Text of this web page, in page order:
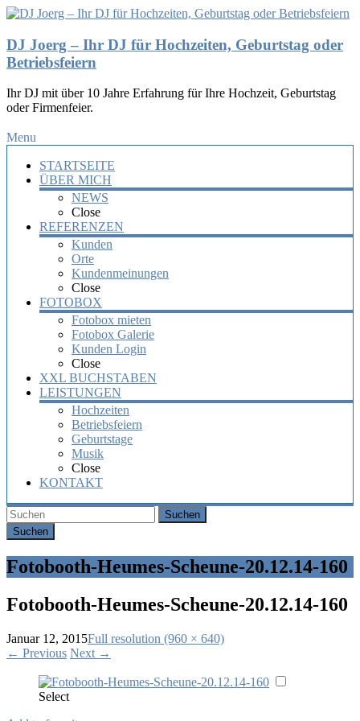
DJ Joerg – Ihr DJ für Hochzeiten, Geburtstag oder
Betriebsfeiern
Ihr DJ mit über 10 Jahre Erfahrung für Ihre Hochzeit, Geburtstag
oder Firmenfeier.
Menu
STARTSEITE
ÜBER MICH
NEWS
Close
REFERENZEN
Kunden
Orte
Kundenmeinungen
Close
FOTOBOX
Fotobox mieten
Fotobox Galerie
Kunden Login
Close
XXL BUCHSTABEN
LEISTUNGEN
Hochzeiten
Betriebsfeiern
Geburtstage
Musik
Close
KONTAKT
Suchen
Fotobooth-Heumes-Scheune-20.12.14-160
Fotobooth-Heumes-Scheune-20.12.14-160
Januar 12, 2015Full resolution (960 × 640)
← Previous Next →
Select